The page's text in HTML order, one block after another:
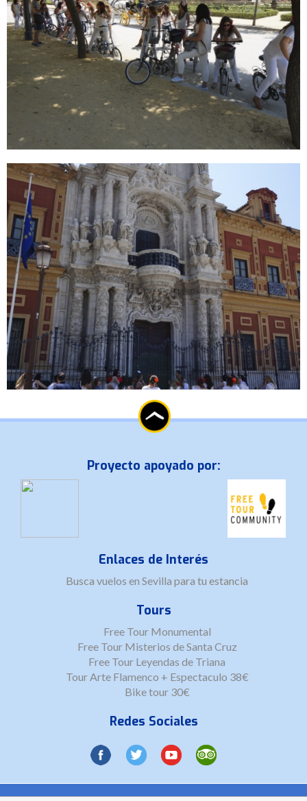
Proyecto apoyado por:
Enlaces de Interés
Busca vuelos en Sevilla para tu estancia
Tours
Free Tour Monumental
Free Tour Misterios de Santa Cruz
Free Tour Leyendas de Triana
Tour Arte Flamenco + Espectaculo 38€
Bike tour 30€
Redes Sociales